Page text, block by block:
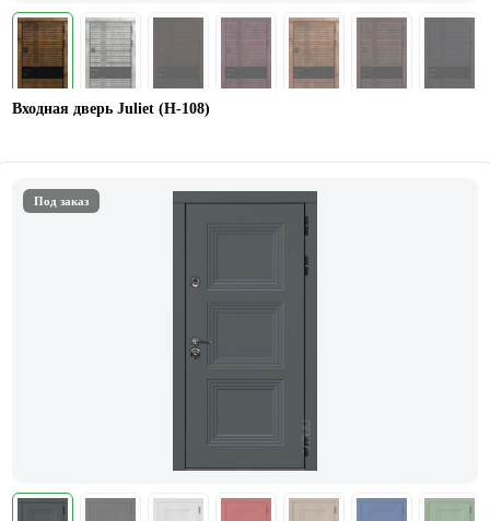
Входная дверь Juliet (Н-108)
Под заказ